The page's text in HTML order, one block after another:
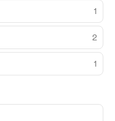
1
2
1